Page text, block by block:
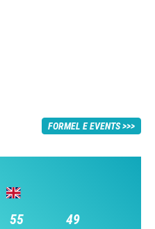
FORMEL E EVENTS
55 48